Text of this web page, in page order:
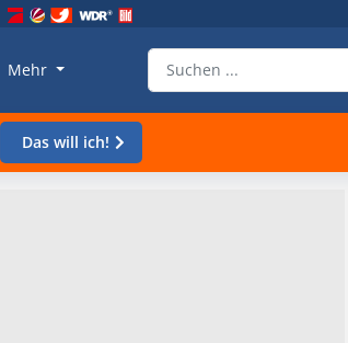
Mehr
Das will ich!